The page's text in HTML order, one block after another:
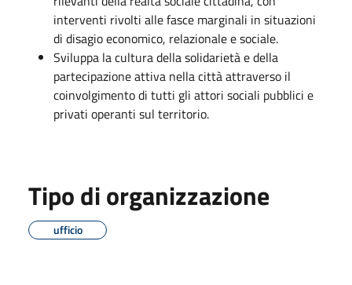
interventi rivolti alle fasce marginali in situazioni
di disagio economico, relazionale e sociale.
Sviluppa la cultura della solidarietà e della
partecipazione attiva nella città attraverso il
coinvolgimento di tutti gli attori sociali pubblici e
privati operanti sul territorio.
Tipo di organizzazione
ufficio